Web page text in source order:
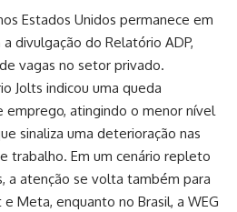
Estados Unidos permanece em
divulgação do Relatório ADP,
vagas no setor privado.
Jolts indicou uma queda
emprego, atingindo o menor nível
sinaliza uma deterioração nas
trabalho. Em um cenário repleto
a atenção se volta também para
Meta, enquanto no Brasil, a WEG